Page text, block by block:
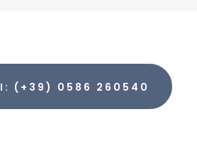
(+39) 0586 260540